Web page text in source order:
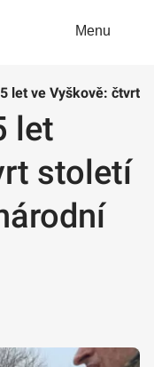
Menu
let ve Vyškově: čtvrt
let
století